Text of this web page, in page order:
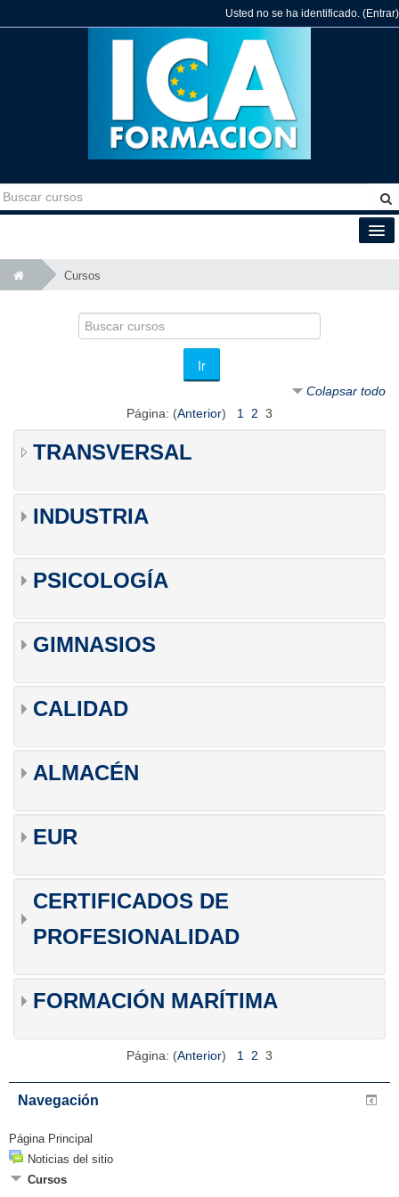
Usted no se ha identificado. (Entrar)
Español - España (es_es)
Cursos
Buscar
cursos
Ir
Colapsar todo
Página: (Anterior) 1 2 3
TRANSVERSAL
INDUSTRIA
PSICOLOGÍA
GIMNASIOS
CALIDAD
ALMACÉN
EUR
CERTIFICADOS DE
PROFESIONALIDAD
FORMACIÓN MARÍTIMA
Página: (Anterior) 1 2 3
Navegación
Página Principal
Noticias del sitio
Cursos